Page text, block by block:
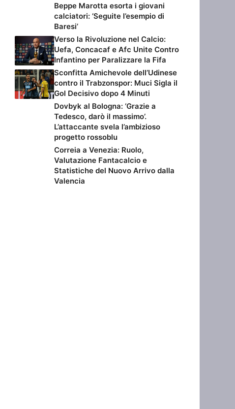
Beppe Marotta esorta i giovani
calciatori: ‘Seguite l’esempio di
Baresi’
Verso la Rivoluzione nel Calcio:
Uefa, Concacaf e Afc Unite Contro
Infantino per Paralizzare la Fifa
Sconfitta Amichevole dell’Udinese
contro il Trabzonspor: Muci Sigla il
Gol Decisivo dopo 4 Minuti
Dovbyk al Bologna: ‘Grazie a
Tedesco, darò il massimo’.
L’attaccante svela l’ambizioso
progetto rossoblu
Correia a Venezia: Ruolo,
Valutazione Fantacalcio e
Statistiche del Nuovo Arrivo dalla
Valencia